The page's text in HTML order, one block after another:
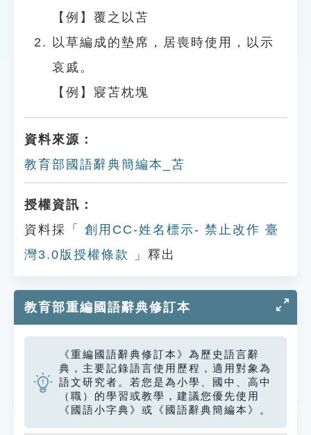
【例】覆之以苫
以草編成的墊席，居喪時使用，以示
哀戚。
【例】寢苫枕塊
資料來源：
教育部國語辭典簡編本_苫
授權資訊：
資料採「
創用CC-姓名標示- 禁止改作 臺
灣3.0版授權條款
」釋出
教育部重編國語辭典修訂本
《重編國語辭典修訂本》為歷史語言辭
典，主要記錄語言使用歷程，適用對象為
語文研究者。若您是為小學、國中、高中
（職）的學習或教學，建議您優先使用
《國語小字典》或《國語辭典簡編本》。